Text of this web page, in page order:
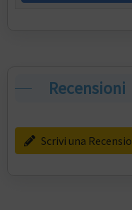
Recensioni
Scrivi una